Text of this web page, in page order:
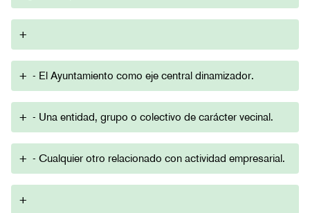
+
+ - El Ayuntamiento como eje central dinamizador.
+ - Una entidad, grupo o colectivo de carácter vecinal.
+ - Cualquier otro relacionado con actividad empresarial.
+